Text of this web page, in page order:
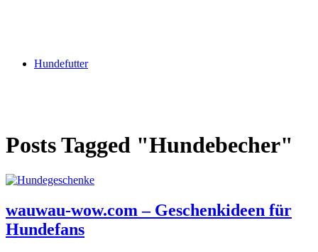
Hundefutter
Posts Tagged "Hundebecher"
wauwau-wow.com – Geschenkideen für
Hundefans